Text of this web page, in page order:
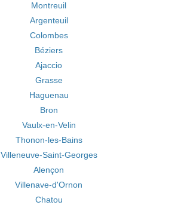
Montreuil
Argenteuil
Colombes
Béziers
Ajaccio
Grasse
Haguenau
Bron
Vaulx-en-Velin
Thonon-les-Bains
Villeneuve-Saint-Georges
Alençon
Villenave-d'Ornon
Chatou